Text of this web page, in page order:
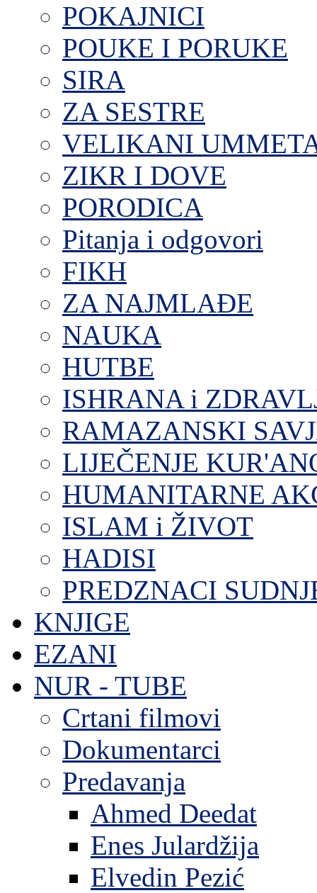
POKAJNICI
POUKE I PORUKE
SIRA
ZA SESTRE
VELIKANI
ZIKR I DOVE
PORODICA
Pitanja i odgovori
FIKH
ZA NAJMLAĐE
NAUKA
HUTBE
ISHRANA i
RAMAZANSKI
LIJEČENJE
HUMANITARNE
ISLAM i ŽIVOT
HADISI
PREDZNACI
KNJIGE
EZANI
NUR - TUBE
Crtani filmovi
Dokumentarci
Predavanja
Ahmed Deedat
Enes Julardžija
Elvedin Pezić